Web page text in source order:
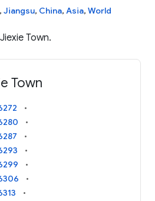
, Jiangsu, China, Asia, World
Town.
Town